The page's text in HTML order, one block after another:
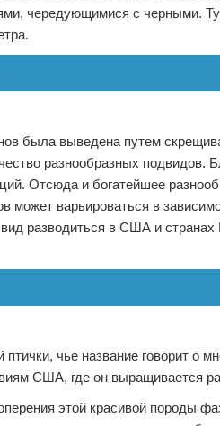
чередующимися с черными.
была выведена путем
разнообразных подвидов.
Отсюда и богатейшее
может варьироваться в
разводиться в США и
птички, чье название говорит о
США, где он выращивается
этой красивой породы